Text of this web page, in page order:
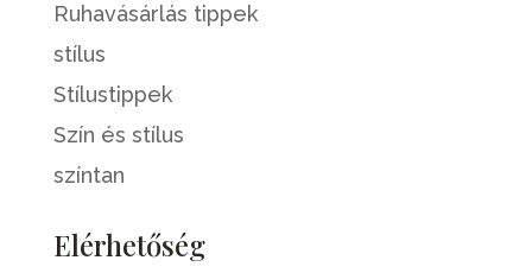
Ruhavásárlás tippek
stílus
Stílustippek
Szín és stílus
színtan
Elérhetőség